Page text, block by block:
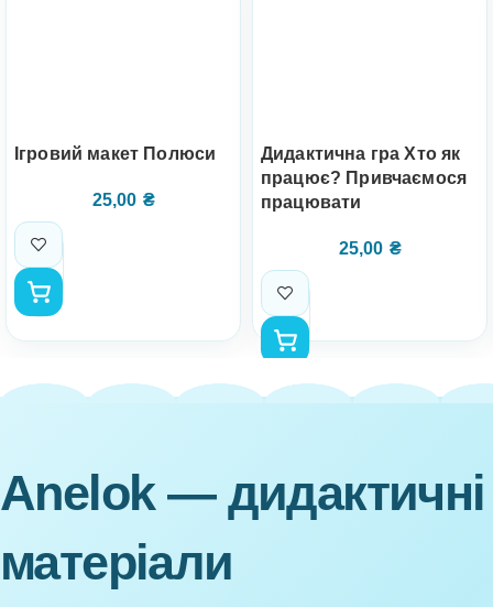
Ігровий макет Полюси
25,00 ₴
Дидактична гра Хто як
працює? Привчаємося
працювати
25,00 ₴
Anelok — дидактичні
матеріали